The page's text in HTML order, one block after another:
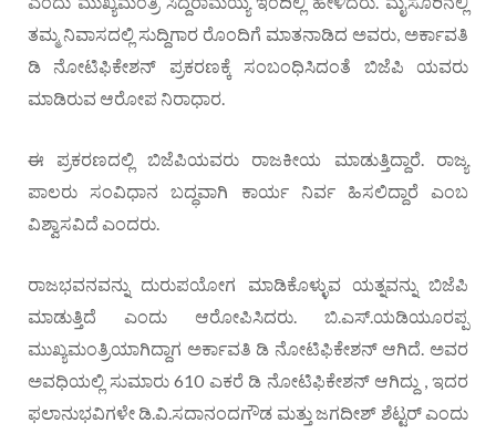
ತಮ್ಮ ನಿವಾಸದಲ್ಲಿ ಸುದ್ದಿಗಾರ ರೊಂದಿಗೆ ಮಾತನಾಡಿದ ಅವರು, ಅರ್ಕಾವತಿ
ಡಿ ನೋಟಿಫಿಕೇಶನ್ ಪ್ರಕರಣಕ್ಕೆ ಸಂಬಂಧಿಸಿದಂತೆ ಬಿಜೆಪಿ ಯವರು
ಮಾಡಿರುವ ಆರೋಪ ನಿರಾಧಾರ.
ಈ ಪ್ರಕರಣದಲ್ಲಿ ಬಿಜೆಪಿಯವರು ರಾಜಕೀಯ ಮಾಡುತ್ತಿದ್ದಾರೆ. ರಾಜ್ಯ
ಪಾಲರು ಸಂವಿಧಾನ ಬದ್ಧವಾಗಿ ಕಾರ್ಯ ನಿರ್ವ ಹಿಸಲಿದ್ದಾರೆ ಎಂಬ
ವಿಶ್ವಾಸವಿದೆ ಎಂದರು.
ರಾಜಭವನವನ್ನು ದುರುಪಯೋಗ ಮಾಡಿಕೊಳ್ಳುವ ಯತ್ನವನ್ನು ಬಿಜೆಪಿ
ಮಾಡುತ್ತಿದೆ ಎಂದು ಆರೋಪಿಸಿದರು. ಬಿ.ಎಸ್.ಯಡಿಯೂರಪ್ಪ
ಮುಖ್ಯಮಂತ್ರಿಯಾಗಿದ್ದಾಗ ಅರ್ಕಾವತಿ ಡಿ ನೋಟಿಫಿಕೇಶನ್ ಆಗಿದೆ. ಅವರ
ಅವಧಿಯಲ್ಲಿ ಸುಮಾರು 610 ಎಕರೆ ಡಿ ನೋಟಿಫಿಕೇಶನ್ ಆಗಿದ್ದು , ಇದರ
ಫಲಾನುಭವಿಗಳೇ ಡಿ.ವಿ.ಸದಾನಂದಗೌಡ ಮತ್ತು ಜಗದೀಶ್ ಶೆಟ್ಟರ್ ಎಂದು